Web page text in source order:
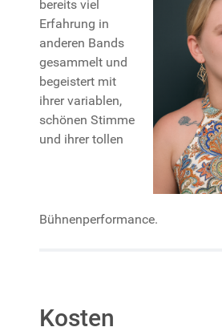
bereits viel
Erfahrung in
anderen Bands
gesammelt und
begeistert mit
ihrer variablen,
schönen Stimme
und ihrer tollen
Bühnenperformance.
Kosten